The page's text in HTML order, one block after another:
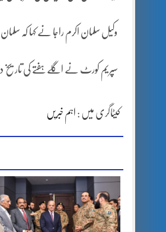
وکیل سلمان اکرم راجا نے کہا کہ
سپریم کورٹ نے اگلے ہفتے کی تاریخ دینے اور
کیٹاگری میں : اہم خبریں